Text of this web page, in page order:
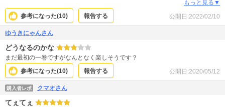
がりすぎない行き過ぎない程度の個性という感じでよくある変に主人公に傍若
無人であるとか厚かましすぎる女性キャラもなくストレスなく読めました。絵
はもちろん話の構成も途中引っかかることなくするする読める出来上がりをし
ているので今回読んだのは２巻までですがその間他に気を取られることもなく
集中して読めました。面白かったです。原作も読んでみようと思います。
もっと見る▼
参考になった(10) 報告する 公開日:2022/02/10
ゆうきにゃんさん
どうなるのかな
まだ最初の一巻ですがなんとなく楽しそうです？
参考になった(10) 報告する 公開日:2020/05/12
購入者レポ クマオさん
てぇてぇ